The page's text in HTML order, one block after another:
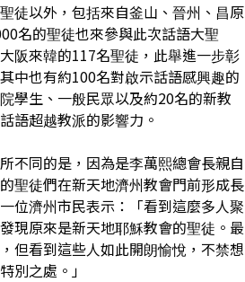
徒以外，包括來自釜山、晉州、昌原
名的聖徒也來參與此次話語大聖
阪來韓的117名聖徒，此舉進一步彰
中也有約100名對啟示話語感興趣的
學生、一般民眾以及約20名的新教
語超越教派的影響力。
不同的是，因為是李萬熙總會長親自
聖徒們在新天地濟州教會門前形成長
位濟州市民表示：「看到這麼多人聚
現原來是新天地耶穌教會的聖徒。最
但看到這些人如此開朗愉悅，不禁想
別之處。」